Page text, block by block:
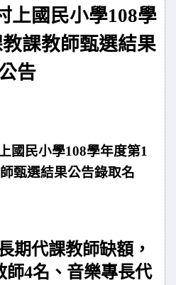
上國民小學108學
課教師甄選結果
告
國民小學108學年度第1
甄選結果公告錄取名
期代課教師缺額，
師4名、音樂專長代